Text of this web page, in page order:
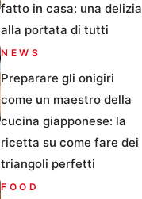
fatto in casa: una delizia
alla portata di tutti
NEWS
Preparare gli onigiri
come un maestro della
cucina giapponese: la
ricetta su come fare dei
triangoli perfetti
FOOD